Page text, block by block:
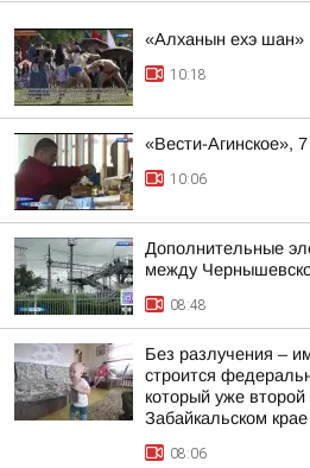
«Алханын ехэ шан»
10:18
«Вести-Агинское»,
10:06
Дополнительные
между
08:48
Без разлучения –
строится
который уже второй
Забайкальском крае
08:06